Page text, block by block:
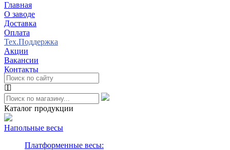
Главная
О заводе
Доставка
Оплата
Тех.Поддержка
Акции
Вакансии
Контакты
Каталог продукции
Напольные весы
Платформенные весы: